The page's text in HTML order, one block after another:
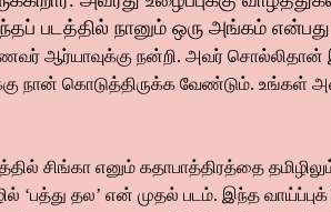
படத்தில் நானும் ஒரு அங்கம் என்பது
ஆர்யாவுக்கு நன்றி. அவர் சொல்லிதான்
நான் கொடுத்திருக்க வேண்டும். உங்கள்
சிங்கா எனும் கதாபாத்திரத்தை
‘பத்து தல’ என் முதல் படம். இந்த